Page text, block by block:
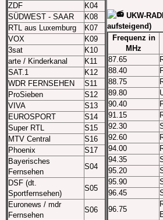
ZDF
K04
SÜDWEST - SAAR
K08
RTL aus Luxemburg
K07
VOX
K09
3sat
K10
arte / Kinderkanal
K11
SAT.1
K12
WDR FERNSEHEN
S11
ProSieben
S12
VIVA
S13
EUROSPORT
S14
Super RTL
S15
MTV Central
S16
Phoenix
S17
Bayerisches
Fernsehen
S04
DSF (dt.
Sportfernsehen)
S05
Euronews / mdr
Fernsehen
S06
UKW-
aufsteigend)
Frequenz in
MHz
87.65
88.40
88.75
89.80
90.40
91.15
92.30
92.60
94.00
94.35
95.20
95.90
96.45
96.75